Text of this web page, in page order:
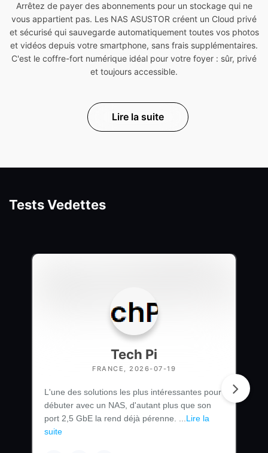
Arrêtez de payer des abonnements pour un stockage qui ne
vous appartient pas. Les NAS ASUSTOR créent un Cloud privé
et sécurisé qui sauvegarde automatiquement toutes vos photos
et vidéos depuis votre smartphone, sans frais supplémentaires.
C'est le coffre-fort numérique idéal pour votre foyer : sûr, privé
et toujours accessible.
Lire la suite
Tests Vedettes
Tech Pi
FRANCE, 2026-07-19
L'une des solutions les plus intéressantes pour
débuter avec un NAS, d'autant plus que son
port 2,5 GbE la rend déjà pérenne. ... Lire la
suite